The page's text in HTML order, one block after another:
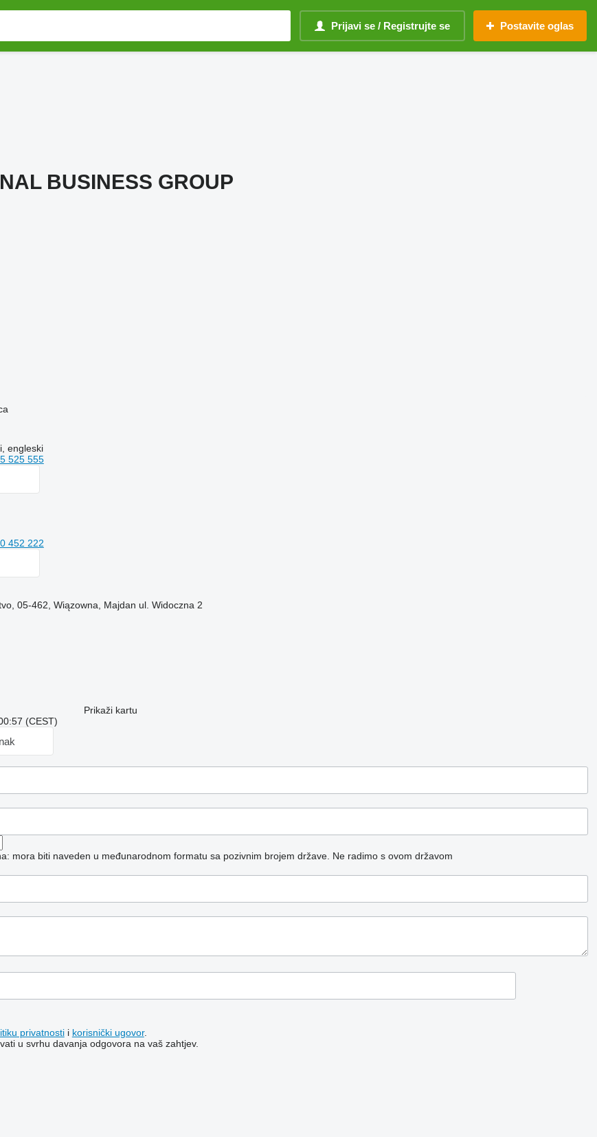
Prijavi se / Registrujte se Postavite oglas
BUSINESS GROUP
engleski
525 555
452 222
05-462, Wiązowna, Majdan ul. Widoczna 2
Prikaži kartu
(CEST)
mora biti naveden u međunarodnom formatu sa pozivnim brojem države. Ne radimo s ovom državom
privatnostii korisnički ugovor.
​​u svrhu davanja odgovora na vaš zahtjev.